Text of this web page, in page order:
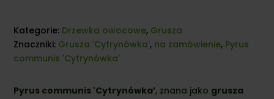
Kategorie: Drzewka owocowe, Grusza
Znaczniki: Grusza 'Cytrynówka', na zamówienie, Pyrus
communis 'Cytrynówka'
Pyrus communis 'Cytrynówka’, znana jako grusza